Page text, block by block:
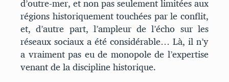
régions historiquement touchées par le conflit,
et, d’autre part, l’ampleur de l’écho sur les
réseaux sociaux a été considérable… Là, il n’y
a vraiment pas eu de monopole de l’expertise
venant de la discipline historique.